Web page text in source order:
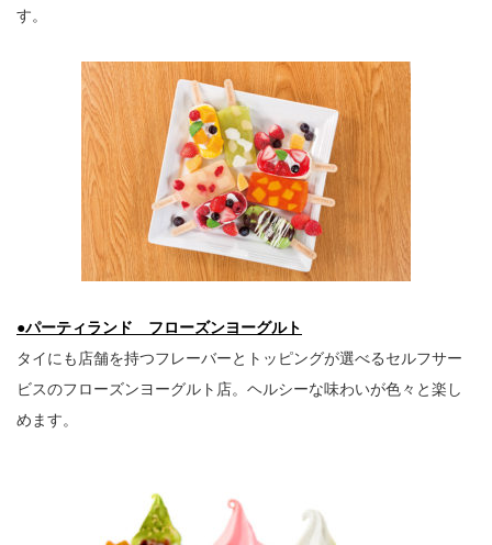
す。
●パーティランド フローズンヨーグルト
タイにも店舗を持つフレーバーとトッピングが選べるセルフサー
ビスのフローズンヨーグルト店。ヘルシーな味わいが色々と楽し
めます。